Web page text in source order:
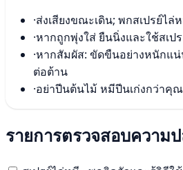
·ส่งเสียงขณะเดิน; พกสเปรย์ไล่
·หากถูกพุ่งใส่ ยืนนิ่งและใช้สเป
·หากสัมผัส: ขัดขืนอย่างหนักแ
ต่อต้าน
·อย่าปีนต้นไม้ หมีปีนเก่งกว่าคุณ
รายการตรวจสอบความ